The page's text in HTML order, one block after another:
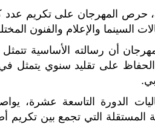
حرص المهرجان على تكريم عدد
السينما والإعلام والفنون
أن رسالته الأساسية
الحفاظ على تقليد سنوي يتمثل
الدورة التاسعة عشرة،
المستقلة التي تجمع بين